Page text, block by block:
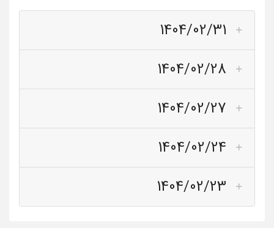
1404/02/31
1404/02/28
1404/02/27
1404/02/24
1404/02/23